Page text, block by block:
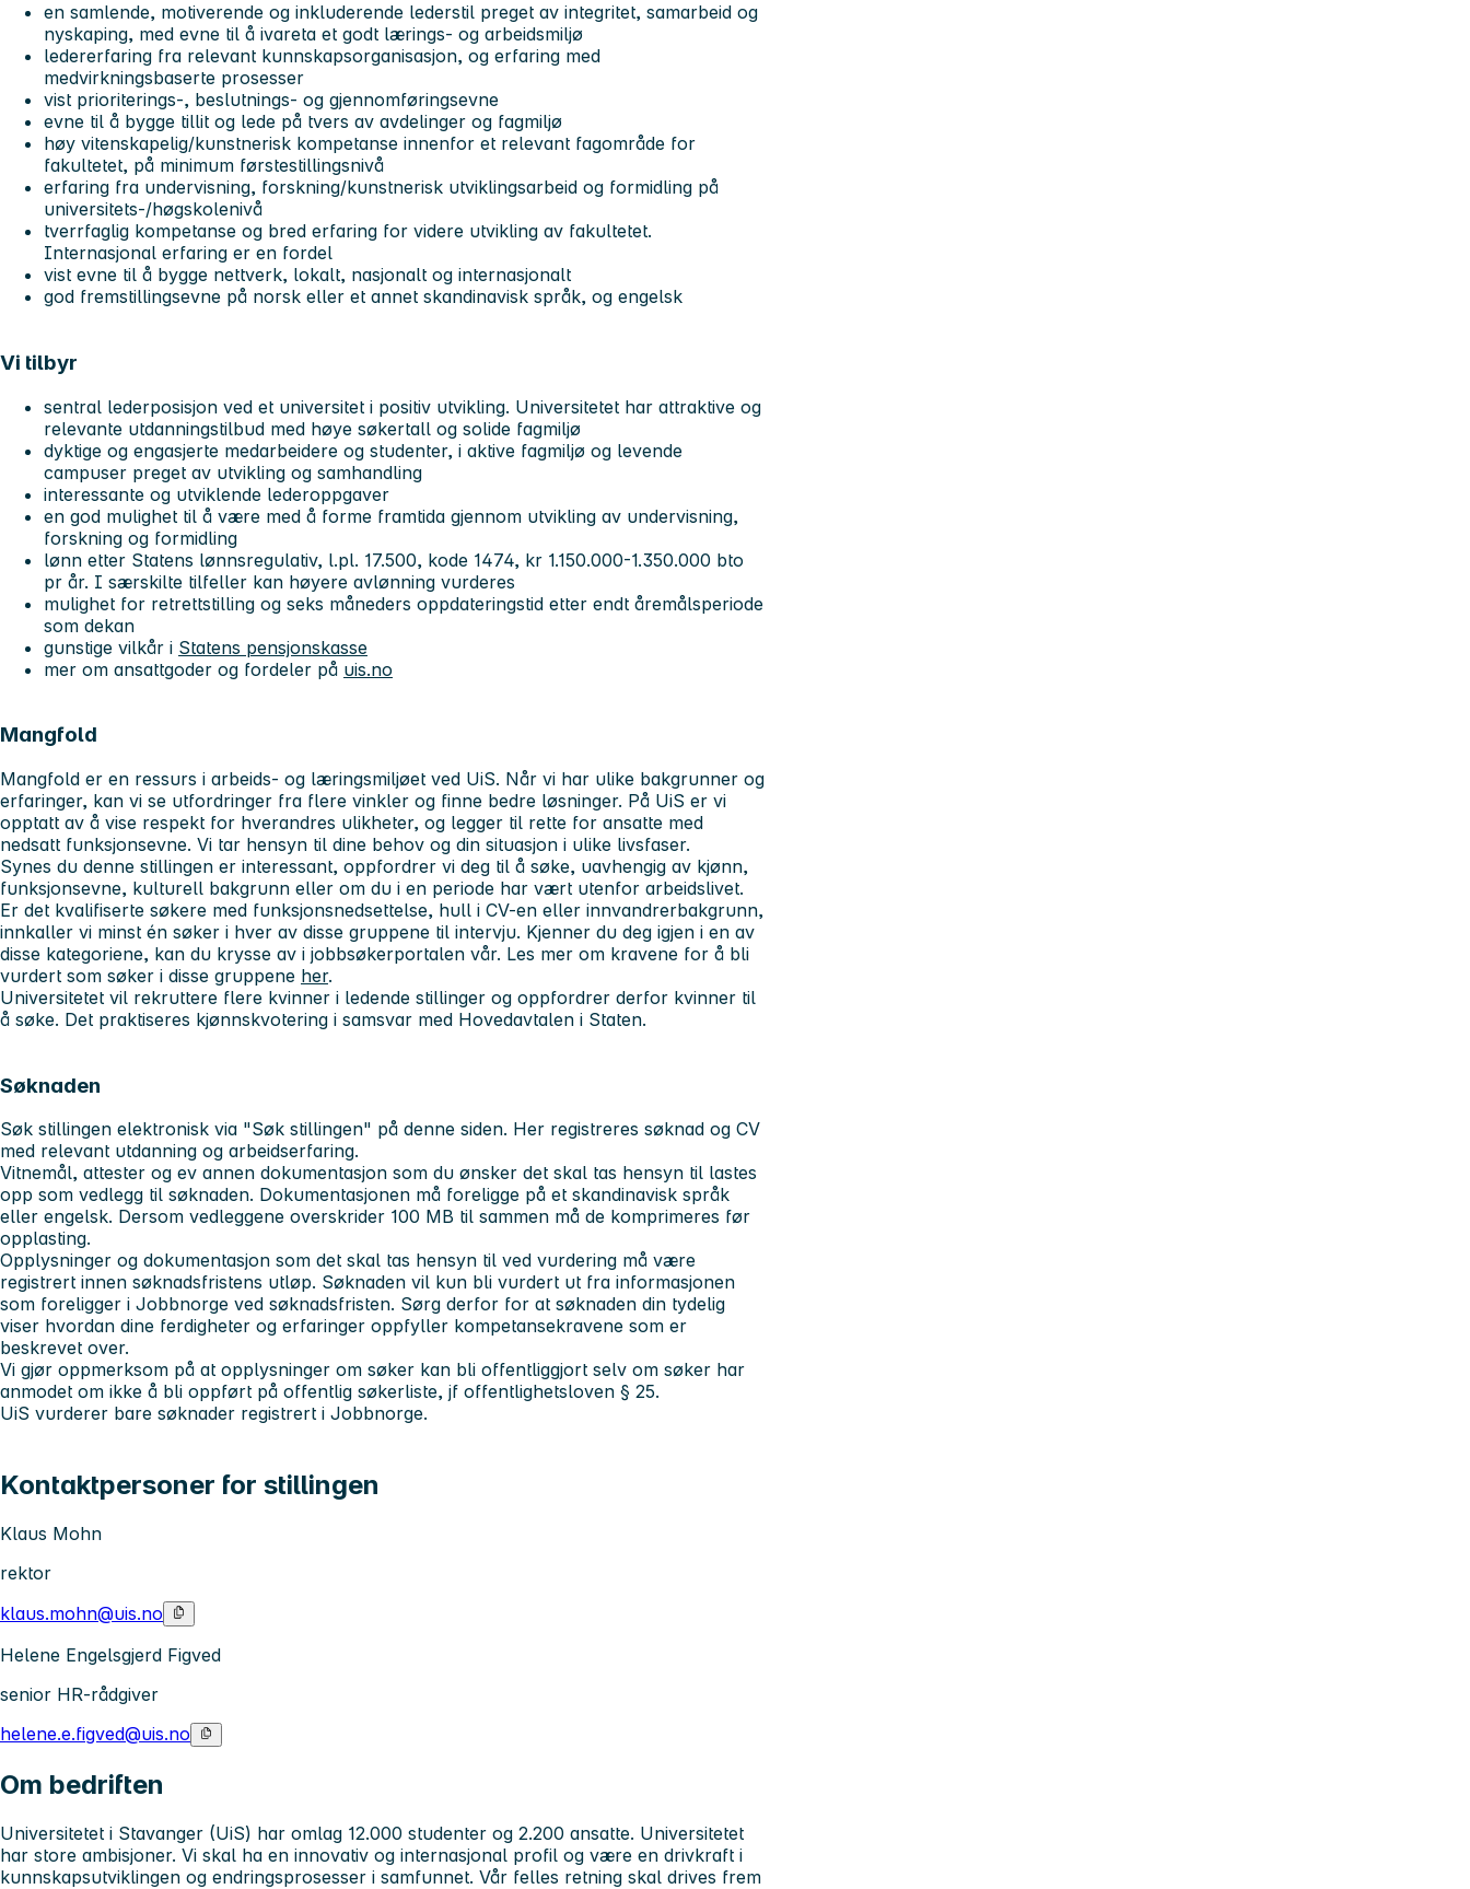
en samlende, motiverende og inkluderende lederstil preget av integritet, samarbeid og
nyskaping, med evne til å ivareta et godt lærings- og arbeidsmiljø
ledererfaring fra relevant kunnskapsorganisasjon, og erfaring med
medvirkningsbaserte prosesser
vist prioriterings-, beslutnings- og gjennomføringsevne
evne til å bygge tillit og lede på tvers av avdelinger og fagmiljø
høy vitenskapelig/kunstnerisk kompetanse innenfor et relevant fagområde for
fakultetet, på minimum førstestillingsnivå
erfaring fra undervisning, forskning/kunstnerisk utviklingsarbeid og formidling på
universitets-/høgskolenivå
tverrfaglig kompetanse og bred erfaring for videre utvikling av fakultetet.
Internasjonal erfaring er en fordel
vist evne til å bygge nettverk, lokalt, nasjonalt og internasjonalt
god fremstillingsevne på norsk eller et annet skandinavisk språk, og engelsk
Vi tilbyr
sentral lederposisjon ved et universitet i positiv utvikling. Universitetet har attraktive og
relevante utdanningstilbud med høye søkertall og solide fagmiljø
dyktige og engasjerte medarbeidere og studenter, i aktive fagmiljø og levende
campuser preget av utvikling og samhandling
interessante og utviklende lederoppgaver
en god mulighet til å være med å forme framtida gjennom utvikling av undervisning,
forskning og formidling
lønn etter Statens lønnsregulativ, l.pl. 17.500, kode 1474, kr 1.150.000-1.350.000 bto
pr år. I særskilte tilfeller kan høyere avlønning vurderes
mulighet for retrettstilling og seks måneders oppdateringstid etter endt åremålsperiode
som dekan
gunstige vilkår i Statens pensjonskasse
mer om ansattgoder og fordeler på uis.no
Mangfold
Mangfold er en ressurs i arbeids- og læringsmiljøet ved UiS. Når vi har ulike bakgrunner og
erfaringer, kan vi se utfordringer fra flere vinkler og finne bedre løsninger. På UiS er vi
opptatt av å vise respekt for hverandres ulikheter, og legger til rette for ansatte med
nedsatt funksjonsevne. Vi tar hensyn til dine behov og din situasjon i ulike livsfaser.
Synes du denne stillingen er interessant, oppfordrer vi deg til å søke, uavhengig av kjønn,
funksjonsevne, kulturell bakgrunn eller om du i en periode har vært utenfor arbeidslivet.
Er det kvalifiserte søkere med funksjonsnedsettelse, hull i CV-en eller innvandrerbakgrunn,
innkaller vi minst én søker i hver av disse gruppene til intervju. Kjenner du deg igjen i en av
disse kategoriene, kan du krysse av i jobbsøkerportalen vår. Les mer om kravene for å bli
vurdert som søker i disse gruppene her.
Universitetet vil rekruttere flere kvinner i ledende stillinger og oppfordrer derfor kvinner til
å søke. Det praktiseres kjønnskvotering i samsvar med Hovedavtalen i Staten.
Søknaden
Søk stillingen elektronisk via "Søk stillingen" på denne siden. Her registreres søknad og CV
med relevant utdanning og arbeidserfaring.
Vitnemål, attester og ev annen dokumentasjon som du ønsker det skal tas hensyn til lastes
opp som vedlegg til søknaden. Dokumentasjonen må foreligge på et skandinavisk språk
eller engelsk. Dersom vedleggene overskrider 100 MB til sammen må de komprimeres før
opplasting.
Opplysninger og dokumentasjon som det skal tas hensyn til ved vurdering må være
registrert innen søknadsfristens utløp. Søknaden vil kun bli vurdert ut fra informasjonen
som foreligger i Jobbnorge ved søknadsfristen. Sørg derfor for at søknaden din tydelig
viser hvordan dine ferdigheter og erfaringer oppfyller kompetansekravene som er
beskrevet over.
Vi gjør oppmerksom på at opplysninger om søker kan bli offentliggjort selv om søker har
anmodet om ikke å bli oppført på offentlig søkerliste, jf offentlighetsloven § 25.
UiS vurderer bare søknader registrert i Jobbnorge.
Kontaktpersoner for stillingen
Klaus Mohn
rektor
klaus.mohn@uis.no
Helene Engelsgjerd Figved
senior HR-rådgiver
helene.e.figved@uis.no
Om bedriften
Universitetet i Stavanger (UiS) har omlag 12.000 studenter og 2.200 ansatte. Universitetet
har store ambisjoner. Vi skal ha en innovativ og internasjonal profil og være en drivkraft i
kunnskapsutviklingen og endringsprosesser i samfunnet. Vår felles retning skal drives frem